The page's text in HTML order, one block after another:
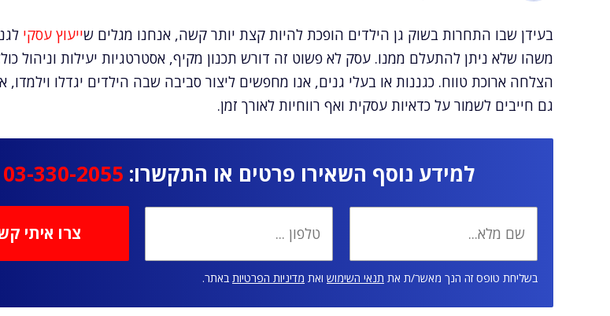
בעידן שבו התחרות בשוק גן הילדים הופכת להיות קצת יותר קשה, אנחנו מגלים שייעוץ עסקי
משהו שלא ניתן להתעלם ממנו. עסק לא פשוט זה דורש תכנון מקיף, אסטרטגיות יעילות וניהול
הצלחה ארוכת טווח. כגננות או בעלי גנים, אנו מחפשים ליצור סביבה שבה הילדים יגדלו וילמדו,
גם חייבים לשמור על כדאיות עסקית ואף רווחיות לאורך זמן.
למידע נוסף השאירו פרטים או התקשרו: 03-330-2055
בשליחת טופס זה הנך מאשר/ת את תנאי השימוש ואת מדיניות הפרטיות באתר.